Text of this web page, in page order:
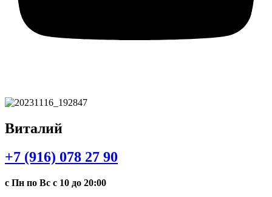
Виталий
+7 (916) 078 27 90
с Пн по Вс с 10 до 20:00